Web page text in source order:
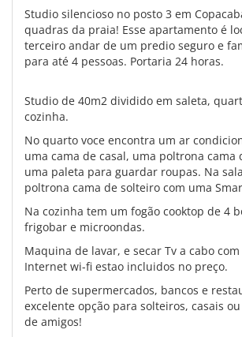
Studio silencioso no posto 3 em
quadras da praia! Esse apartamento é
terceiro andar de um predio seguro e
para até 4 pessoas. Portaria 24 horas.
Studio de 40m2 dividido em saleta,
cozinha.
No quarto voce encontra um ar
uma cama de casal, uma poltrona cama
uma paleta para guardar roupas. Na
poltrona cama de solteiro com uma
Na cozinha tem um fogão cooktop de 4
frigobar e microondas.
Maquina de lavar, e secar Tv a cabo
Internet wi-fi estao incluidos no preço.
Perto de supermercados, bancos e
excelente opção para solteiros, casais
de amigos!